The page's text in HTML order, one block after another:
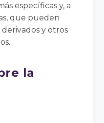
específicas y, a
que pueden
y otros
la